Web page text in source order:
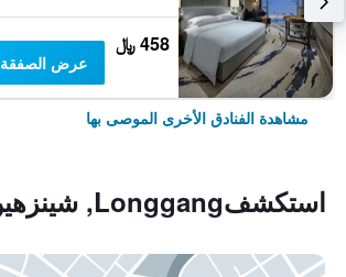
458 ﷼
عرض الصفقة
مشاهدة الفنادق الأخرى الموصى بها
استكشفLonggang, شينزهين